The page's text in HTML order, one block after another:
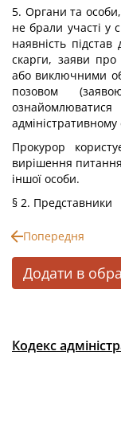
5. Органи та особи,
не брали участі у
наявність
скарги, заяви
або виключними
позовом
адміністративному
Прокурор
вирішення
іншої особи.
§ 2. Представники
Попередня
Додати в
Кодекс